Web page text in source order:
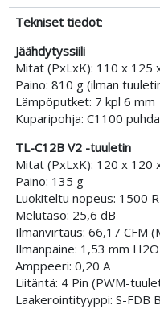
Tekniset tiedot:
Jäähdytyssiili
Mitat (PxLxK): 110 x 125
Paino: 810 g (ilman
Lämpöputket: 7 kpl 6 mm
Kuparipohja: C1100
TL-C12B V2 -tuuletin
Mitat (PxLxK): 120 x 120
Paino: 135 g
Luokiteltu nopeus: 1500
Melutaso: 25,6 dB
Ilmanvirtaus: 66,17 CFM
Ilmanpaine: 1,53 mm
Amppeeri: 0,20 A
Liitäntä: 4 Pin (PWM-
Laakerointityyppi: S-FDB